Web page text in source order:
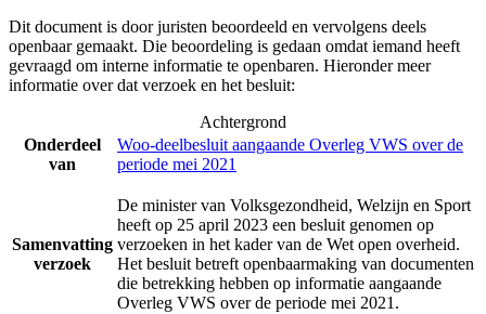
Dit document is door juristen beoordeeld en vervolgens deels
openbaar gemaakt. Die beoordeling is gedaan omdat iemand heeft
gevraagd om interne informatie te openbaren. Hieronder meer
informatie over dat verzoek en het besluit:
Achtergrond
Onderdeel
van
Woo-deelbesluit aangaande Overleg VWS over de
periode mei 2021
Samenvatting
verzoek
De minister van Volksgezondheid, Welzijn en Sport
heeft op 25 april 2023 een besluit genomen op
verzoeken in het kader van de Wet open overheid.
Het besluit betreft openbaarmaking van documenten
die betrekking hebben op informatie aangaande
Overleg VWS over de periode mei 2021.